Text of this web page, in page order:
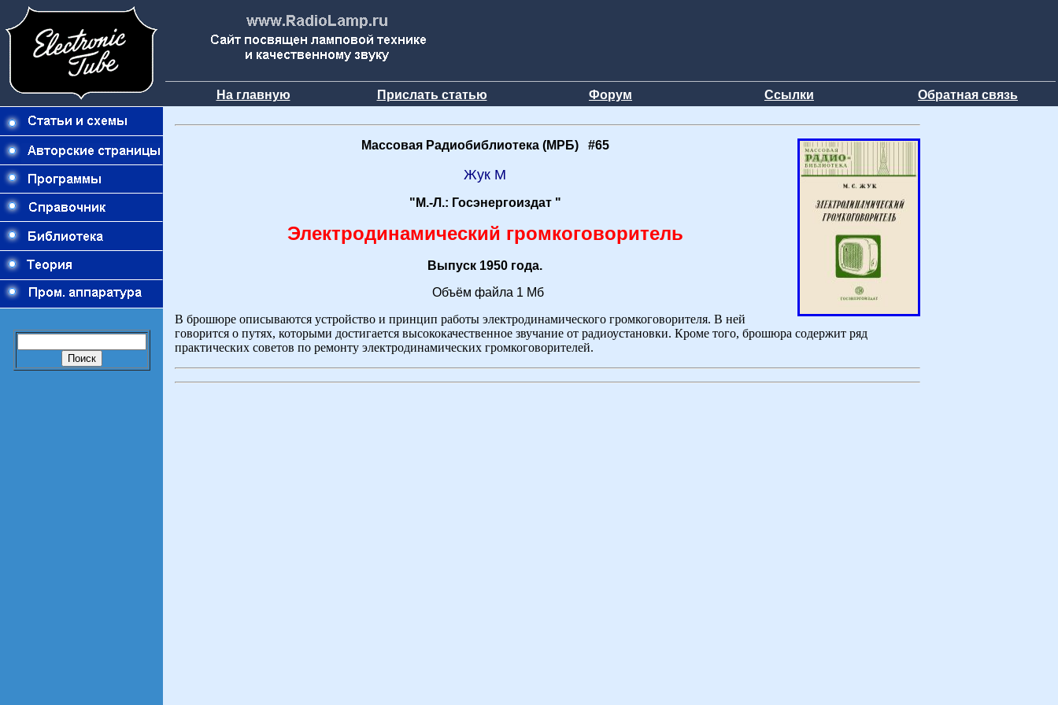
На главную Прислать статью Форум Ссылки Обратная связь
Массовая Радиобиблиотека (МРБ) #65
Жук М
"М.-Л.: Госэнергоиздат "
Электродинамический громкоговоритель
Выпуск 1950 года.
Объём файла 1 Мб
В брошюре описываются устройство и принцип работы электродинамического громкоговорителя. В ней
говорится о путях, которыми достигается высококачественное звучание от радиоустановки. Кроме того, брошюра содержит ряд
практических советов по ремонту электродинамических громкоговорителей.